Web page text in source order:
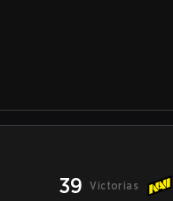
39 Victorias